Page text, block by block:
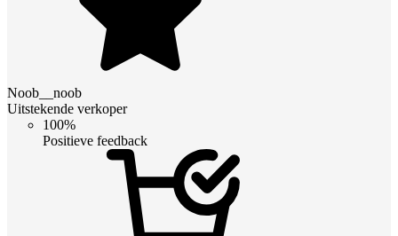
Noob__noob
Uitstekende verkoper
100%
Positieve feedback